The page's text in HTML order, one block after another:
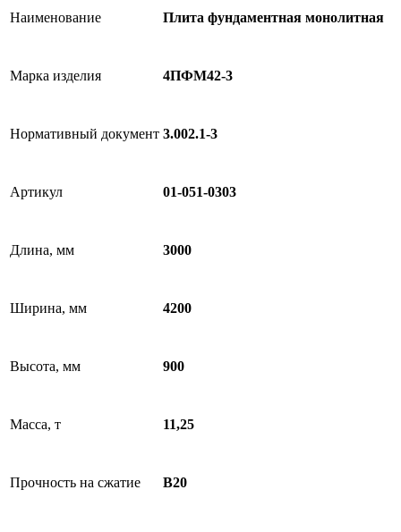
Наименование Плита фундаментная монолитная
Марка изделия 4ПФМ42-3
Нормативный документ 3.002.1-3
Артикул 01-051-0303
Длина, мм 3000
Ширина, мм 4200
Высота, мм 900
Масса, т 11,25
Прочность на сжатие B20